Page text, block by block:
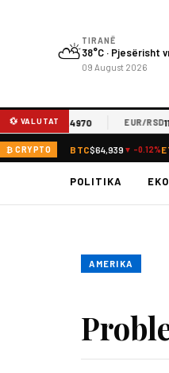
⛅TIRANË
38°C · Pjesërisht
09 August 2026
💱 VALUTAT
MKD61.4970 EUR/RSD
₿ CRYPTO BTC$64,939 ▼ -0.12%
POLITIKA
AMERIKA